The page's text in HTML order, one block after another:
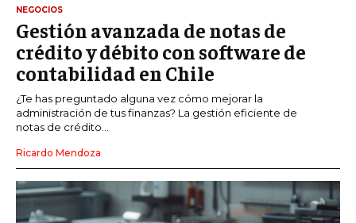
NEGOCIOS
Gestión avanzada de notas de
crédito y débito con software de
contabilidad en Chile
¿Te has preguntado alguna vez cómo mejorar la
administración de tus finanzas? La gestión eficiente de
notas de crédito...
Ricardo Mendoza